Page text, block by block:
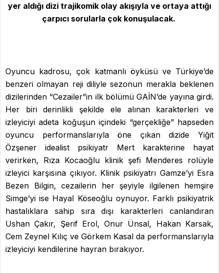
yer aldığı dizi trajikomik olay akışıyla ve ortaya attığı
çarpıcı sorularla çok konuşulacak.
Oyuncu kadrosu, çok katmanlı öyküsü ve Türkiye’de
benzeri olmayan reji diliyle sezonun merakla beklenen
dizilerinden “Cezailer”in ilk bölümü GAİN’de yayına girdi.
Her biri derinlikli şekilde ele alınan karakterleri ve
izleyiciyi adeta koğuşun içindeki “gerçekliğe” hapseden
oyuncu performanslarıyla öne çıkan dizide Yiğit
Özşener idealist psikiyatr Mert karakterine hayat
verirken, Rıza Kocaoğlu klinik şefi Menderes rolüyle
izleyici karşısına çıkıyor. Klinik psikiyatrı Gamze’yi Esra
Bezen Bilgin, cezailerin her şeyiyle ilgilenen hemşire
Simge’yi ise Hayal Köseoğlu oynuyor. Farklı psikiyatrik
hastalıklara sahip sıra dışı karakterleri canlandıran
Ushan Çakır, Şerif Erol, Onur Ünsal, Hakan Karsak,
Cem Zeynel Kılıç ve Görkem Kasal da performanslarıyla
izleyiciyi kendilerine hayran bırakıyor.